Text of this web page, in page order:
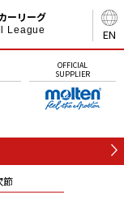
EN
ーリーグ
League
OFFICIAL
SUPPLIER
節